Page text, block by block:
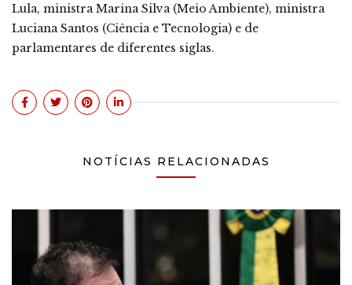
Lula, ministra Marina Silva (Meio Ambiente), ministra
Luciana Santos (Ciência e Tecnologia) e de
parlamentares de diferentes siglas.
NOTÍCIAS RELACIONADAS